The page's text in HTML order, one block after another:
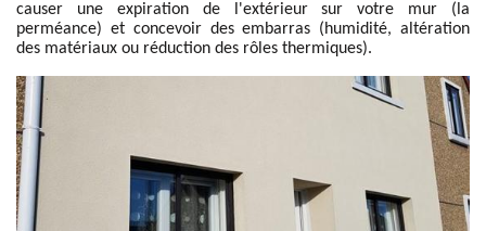
causer une expiration de l'extérieur sur votre mur (la
perméance) et concevoir des embarras (humidité, altération
des matériaux ou réduction des rôles thermiques).